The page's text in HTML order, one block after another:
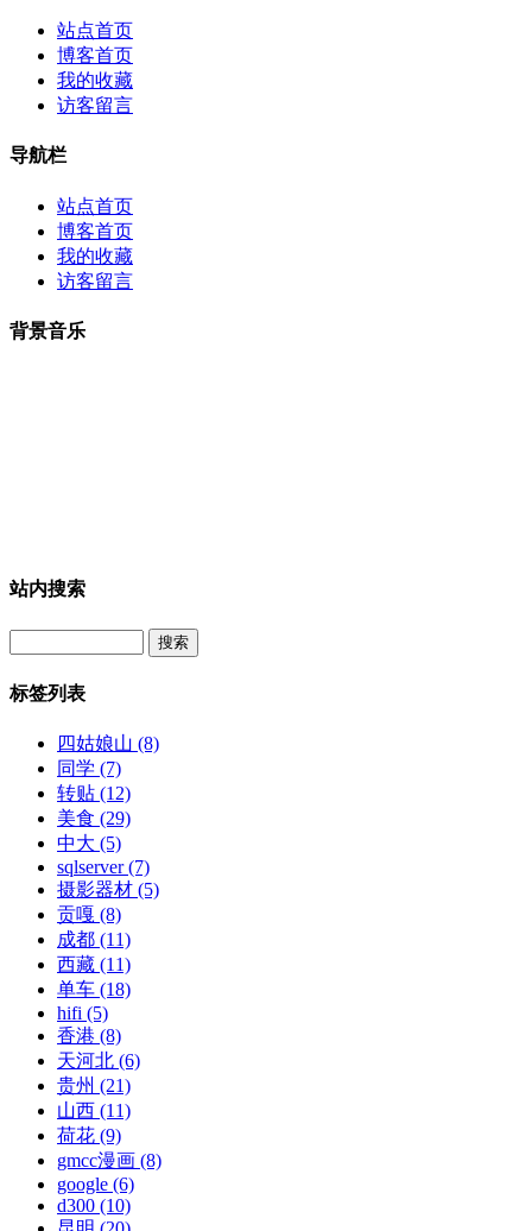
站点首页
博客首页
我的收藏
访客留言
导航栏
站点首页
博客首页
我的收藏
访客留言
背景音乐
站内搜索
标签列表
四姑娘山 (8)
同学 (7)
转贴 (12)
美食 (29)
中大 (5)
sqlserver(7)
摄影器材 (5)
贡嘎 (8)
成都 (11)
西藏 (11)
单车 (18)
hifi (5)
香港 (8)
天河北 (6)
贵州 (21)
山西 (11)
荷花 (9)
gmcc漫画 (8)
google (6)
d300 (10)